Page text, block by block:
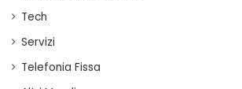
Tech
Servizi
Telefonia Fissa